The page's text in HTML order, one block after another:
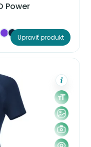
Power
Upraviť produkt